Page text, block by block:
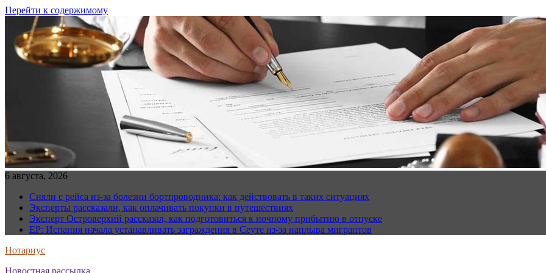
Перейти к содержимому
6 августа, 2026
Сняли с рейса из-за болезни бортпроводника: как действовать в таких ситуациях
Эксперты рассказали, как оплачивать покупки в путешествиях
Эксперт Островерхий рассказал, как подготовиться к ночному прибытию в отпуске
EP: Испания начала устанавливать заграждения в Сеуте из-за наплыва мигрантов
Нотариус
Новостная рассылка